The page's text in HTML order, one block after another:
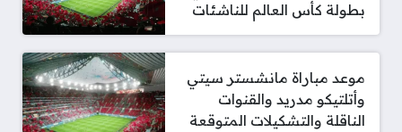
بطولة كأس العالم للناشئات
موعد مباراة مانشستر سيتي
وأتلتيكو مدريد والقنوات
الناقلة والتشكيلات المتوقعة